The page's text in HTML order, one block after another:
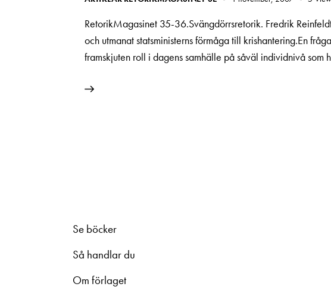
RetorikMagasinet 35-36.Svängdörrsretorik. Fredrik
och utmanat statsministerns förmåga till krishantering.En
framskjuten roll i dagens samhälle på såväl individnivå
Se böcker
Så handlar du
Om förlaget